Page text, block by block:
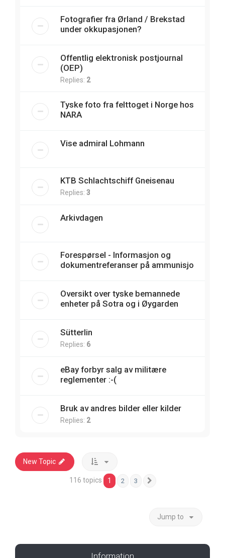
Fotografier fra Ørland / Brekstad
under okkupasjonen?
Offentlig elektronisk postjournal
(OEP)
Replies: 2
Tyske foto fra felttoget i Norge hos
NARA
Vise admiral Lohmann
KTB Schlachtschiff Gneisenau
Replies: 3
Arkivdagen
Forespørsel - Informasjon og
dokumentreferanser på ammunisjo
Oversikt over tyske bemannede
enheter på Sotra og i Øygarden
Sütterlin
Replies: 6
eBay forbyr salg av militære
reglementer :-(
Bruk av andres bilder eller kilder
Replies: 2
New Topic
116 topics 1 2 3
Jump to